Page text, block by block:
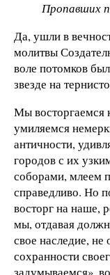
Пропавших
Да, ушли в
молитвы
воле потомков
звезде на
Мы восторгаемся
умиляемся
античности,
городов с их
соборами, млеем
справедливо. Но
восторг на наше,
мы, отдавая
свое наследие,
сохранности
задумываемся»,